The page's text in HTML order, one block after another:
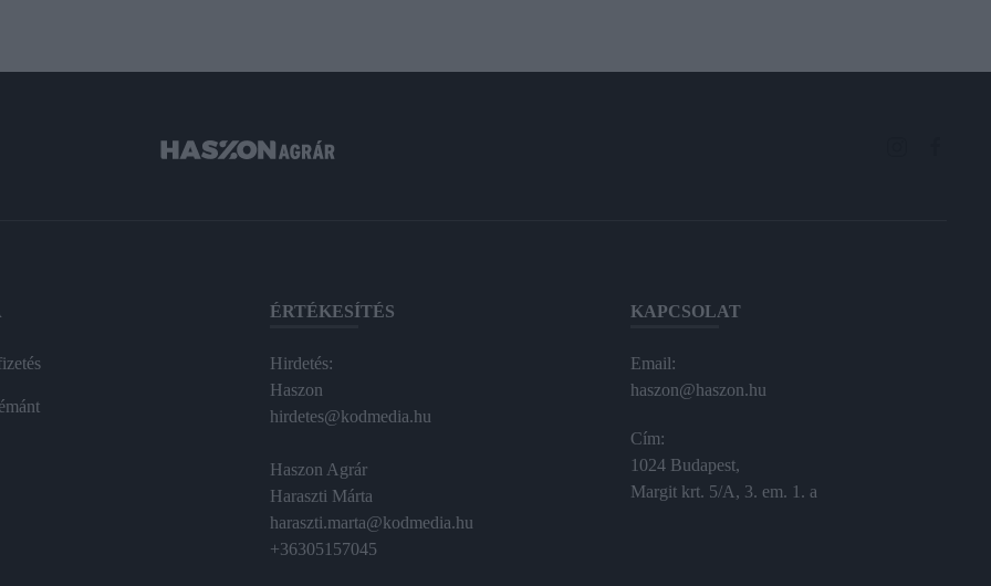
ÉRTÉKESÍTÉS
Hirdetés:
Haszon
hirdetes@kodmedia.hu
Haszon Agrár
Haraszti Márta
haraszti.marta@kodmedia.hu
+36305157045
KAPCSOLAT
Email:
haszon@haszon.hu
Cím:
1024 Budapest,
Margit krt. 5/A, 3. em. 1. a